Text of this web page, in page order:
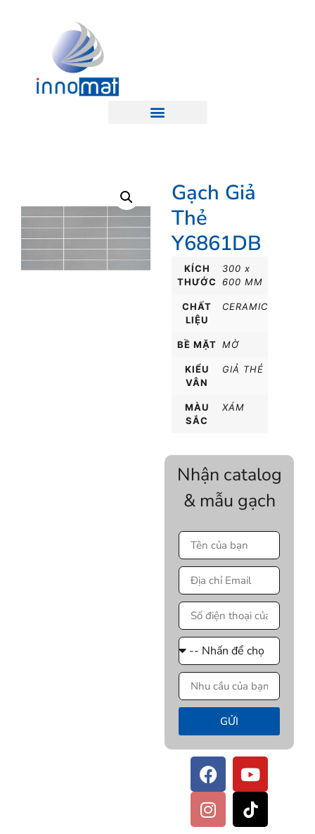
Gạch Giả
Thẻ
Y6861DB
KÍCH
THƯỚC
300 x
600 MM
CHẤT
LIỆU
CERAMIC
BỀ MẶT MỜ
KIỂU
VÂN
GIẢ THẺ
MÀU
SẮC
XÁM
Nhận catalog
& mẫu gạch
GỬI